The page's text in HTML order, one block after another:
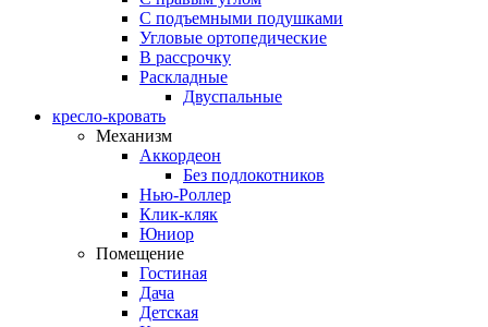
С подъемными подушками
Угловые ортопедические
В рассрочку
Раскладные
Двуспальные
кресло-кровать
Механизм
Аккордеон
Без подлокотников
Нью-Роллер
Клик-кляк
Юниор
Помещение
Гостиная
Дача
Детская